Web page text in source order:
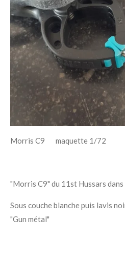
Morris C9 maquette 1/72
"Morris C9" du 11st Hussars
Sous couche blanche puis lavis
"Gun métal"